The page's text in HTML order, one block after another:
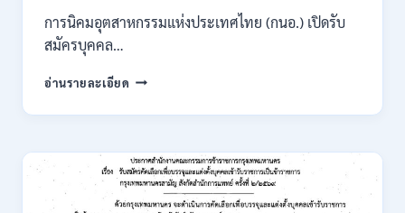
การนิคมอุตสาหกรรมแห่งประเทศไทย (กนอ.) เปิดรับ
สมัครบุคคล…
อ่านรายละเอียด การ
อุตสาหกรรม
ประเทศไทย
(กนอ.)
เปิด
รับ